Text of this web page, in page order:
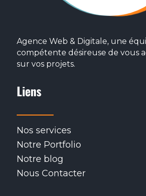
Agence Web & Digitale, une
compétente désireuse de vous
sur vos projets.
Liens
Nos services
Notre Portfolio
Notre blog
Nous Contacter